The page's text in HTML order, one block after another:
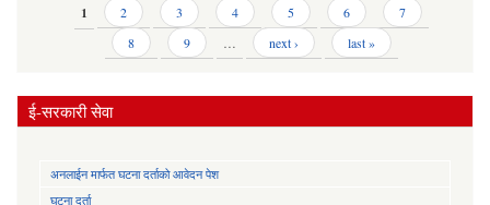
Pages1 2 3 4 5 6
7
8
9 … next › last »
ई-सरकारी सेवा
अनलाईन मार्फत घटना दर्ताको आवेदन पेश
घटना दर्ता